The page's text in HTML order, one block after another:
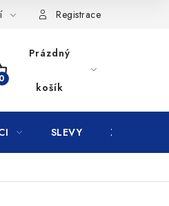
Registrace
Prázdný
košík
SLEVY ZNAČKY